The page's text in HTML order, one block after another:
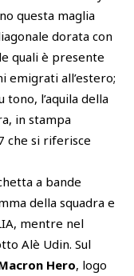
questa maglia
dorata con
quali è presente
emigrati all’estero;
tono, l’aquila della
in stampa
che si riferisce
a bande
della squadra e
mentre nel
Alè Udin. Sul
Hero, logo